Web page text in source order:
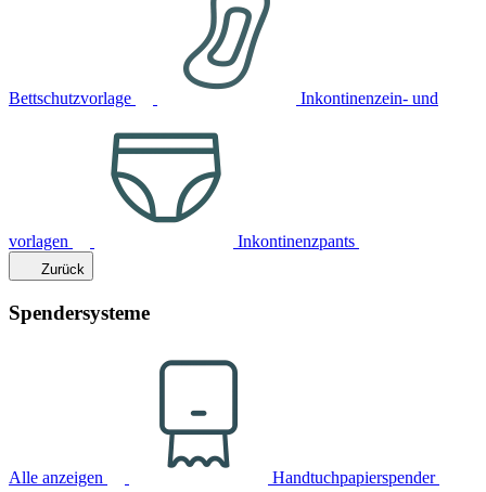
Bettschutzvorlage Inkontinenzein- und
vorlagen Inkontinenzpants
Zurück
Spendersysteme
Alle anzeigen Handtuchpapierspender